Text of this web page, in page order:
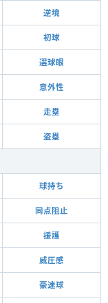
逆境
初球
選球眼
意外性
走塁
盗塁
球持ち
同点阻止
援護
威圧感
豪速球